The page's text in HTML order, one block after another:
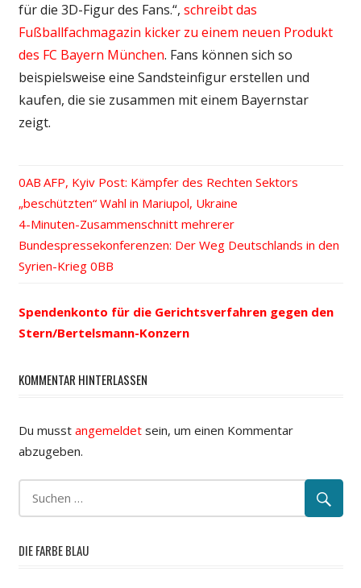
für die 3D-Figur des Fans.“, schreibt das
Fußballfachmagazin kicker zu einem neuen Produkt
des FC Bayern München. Fans können sich so
beispielsweise eine Sandsteinfigur erstellen und
kaufen, die sie zusammen mit einem Bayernstar
zeigt.
Beitrags-
Navigation
Vorheriger
Beitrag:
AFP, Kyiv Post: Kämpfer des Rechten Sektors
„beschützten“ Wahl in Mariupol, Ukraine
Nächster
Beitrag:
4-Minuten-Zusammenschnitt mehrerer
Bundespressekonferenzen: Der Weg Deutschlands in den
Syrien-Krieg
Spendenkonto für die Gerichtsverfahren gegen den
Stern/Bertelsmann-Konzern
KOMMENTAR HINTERLASSEN
Du musst angemeldetsein, um einen Kommentar
abzugeben.
DIE FARBE BLAU